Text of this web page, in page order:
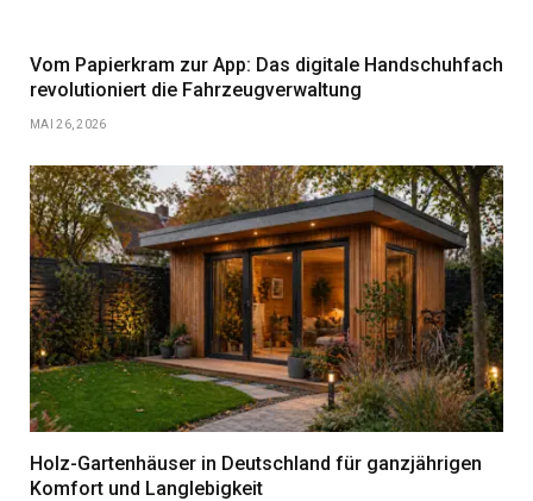
Vom Papierkram zur App: Das digitale Handschuhfach
revolutioniert die Fahrzeugverwaltung
MAI 26, 2026
Holz-Gartenhäuser in Deutschland für ganzjährigen
Komfort und Langlebigkeit